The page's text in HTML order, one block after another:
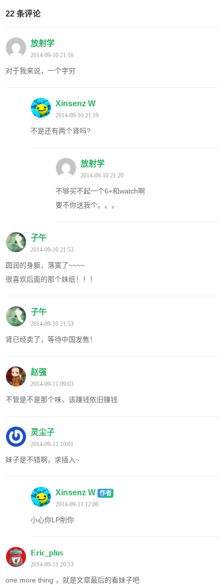
22 条评论
放射学
2014-09-10 21:16
对于我来说，一个字穷
Xinsenz W
2014-09-10 21:19
不是还有两个肾吗?
放射学
2014-09-10 21:20
不够买不起一个6+和watch啊
要不你送我个。。。
子午
2014-09-10 21:53
圆润的身躯，落寞了~~~~
很喜欢后面的那个妹纸！！！
子午
2014-09-10 21:53
肾已经卖了，等待中国发售！
赵强
2014-09-11 09:03
不管是不是那个味，该赚钱依旧赚钱
灵尘子
2014-09-11 10:01
妹子是不错啊，求插入~
Xinsenz W 作者
2014-09-11 12:06
小心你LP削你
Eric_plus
2014-09-11 20:53
one more thing ，就是文章最后的看妹子吧